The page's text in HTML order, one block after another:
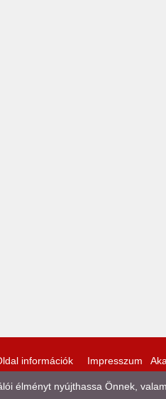
információk Impresszum
élményt nyújthassa Önnek,